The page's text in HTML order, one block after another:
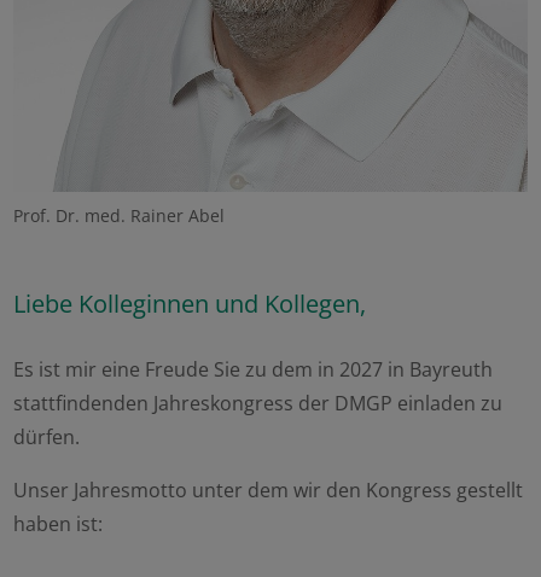
Prof. Dr. med. Rainer Abel
Liebe Kolleginnen und Kollegen,
Es ist mir eine Freude Sie zu dem in 2027 in Bayreuth
stattfindenden Jahreskongress der DMGP einladen zu
dürfen.
Unser Jahresmotto unter dem wir den Kongress gestellt
haben ist: